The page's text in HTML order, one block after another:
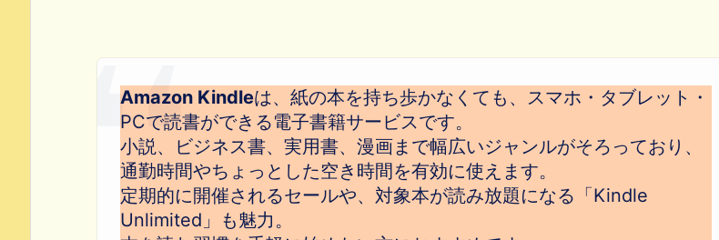
Amazon Kindleは、紙の本を持ち歩かなくても、スマホ・タブレット・
PCで読書ができる電子書籍サービスです。
小説、ビジネス書、実用書、漫画まで幅広いジャンルがそろっており、
通勤時間やちょっとした空き時間を有効に使えます。
定期的に開催されるセールや、対象本が読み放題になる「Kindle
Unlimited」も魅力。